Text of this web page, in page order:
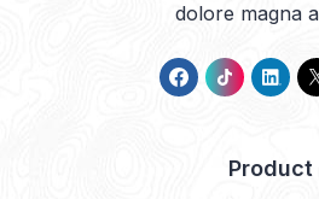
dolore magna
Product